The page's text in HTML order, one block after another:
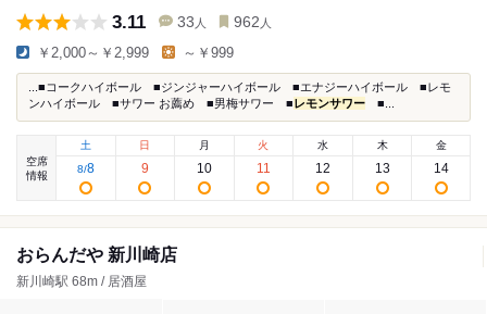
3.11 33 人 962 人
￥2,000～￥2,999 ～￥999
...■コークハイボール ■ジンジャーハイボール ■エナジーハイボール ■レモ
ンハイボール ■サワー お薦め ■男梅サワー ■ レモンサワー ■...
空席
情報
土
8/8
日
9
月
10
火
11
水
12
木
13
金
14
おらんだや 新川崎店
新川崎駅 68m / 居酒屋